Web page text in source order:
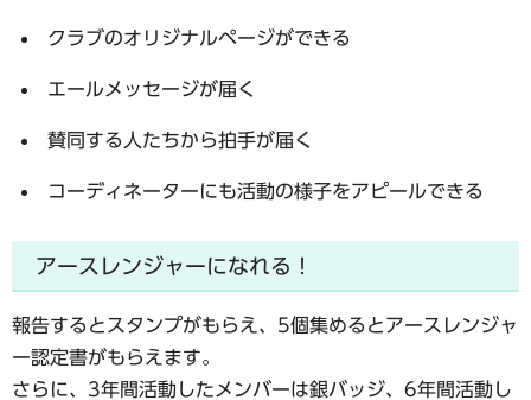
クラブのオリジナルページができる
エールメッセージが届く
賛同する人たちから拍手が届く
コーディネーターにも活動の様子をアピールできる
アースレンジャーになれる！
報告するとスタンプがもらえ、5個集めるとアースレンジャ
ー認定書がもらえます。
さらに、3年間活動したメンバーは銀バッジ、6年間活動し